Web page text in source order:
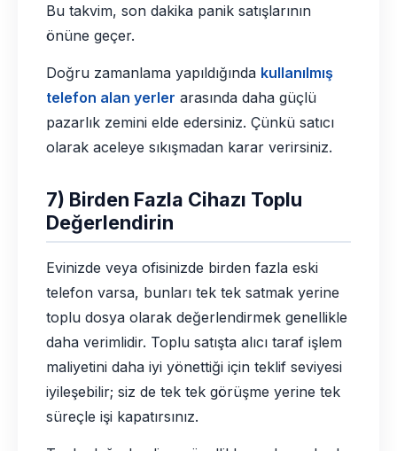
Bu takvim, son dakika panik satışlarının
önüne geçer.
Doğru zamanlama yapıldığında kullanılmış
telefon alan yerler arasında daha güçlü
pazarlık zemini elde edersiniz. Çünkü satıcı
olarak aceleye sıkışmadan karar verirsiniz.
7) Birden Fazla Cihazı Toplu
Değerlendirin
Evinizde veya ofisinizde birden fazla eski
telefon varsa, bunları tek tek satmak yerine
toplu dosya olarak değerlendirmek genellikle
daha verimlidir. Toplu satışta alıcı taraf işlem
maliyetini daha iyi yönettiği için teklif seviyesi
iyileşebilir; siz de tek tek görüşme yerine tek
süreçle işi kapatırsınız.